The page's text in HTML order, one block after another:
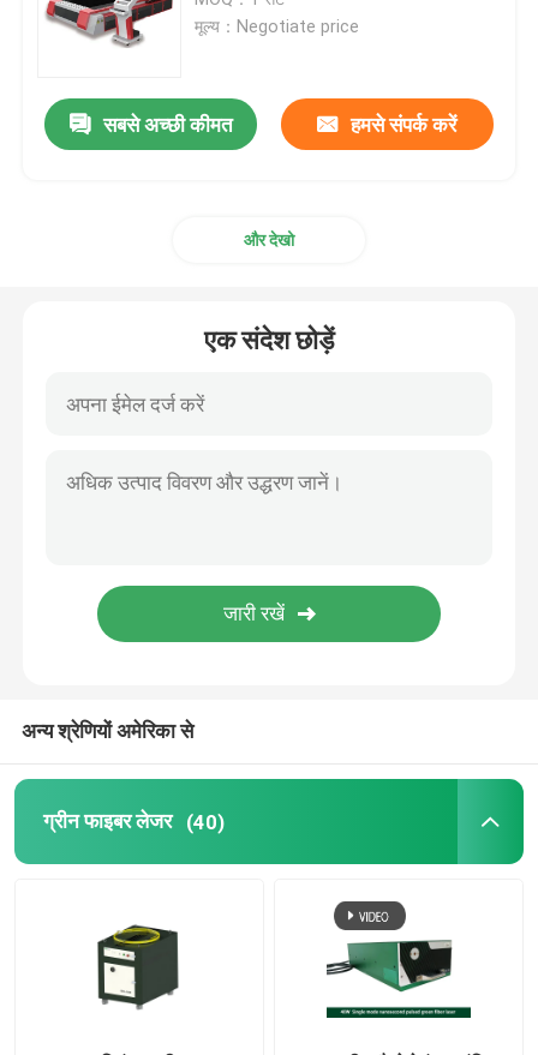
QCW फाइबर लेजर
हरा 3 डी प्रिंटर
लेजर काटने की मशीन
मूल्य：Negotiate price
सबसे अच्छी कीमत हमसे संपर्क करें
और देखो
एक संदेश छोड़ें
अन्य श्रेणियों अमेरिका से
ग्रीन फाइबर लेजर (40)